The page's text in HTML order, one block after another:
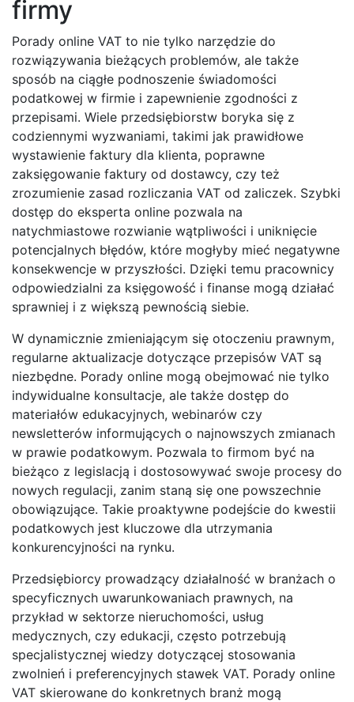
firmy
Porady online VAT to nie tylko narzędzie do
rozwiązywania bieżących problemów, ale także
sposób na ciągłe podnoszenie świadomości
podatkowej w firmie i zapewnienie zgodności z
przepisami. Wiele przedsiębiorstw boryka się z
codziennymi wyzwaniami, takimi jak prawidłowe
wystawienie faktury dla klienta, poprawne
zaksięgowanie faktury od dostawcy, czy też
zrozumienie zasad rozliczania VAT od zaliczek. Szybki
dostęp do eksperta online pozwala na
natychmiastowe rozwianie wątpliwości i uniknięcie
potencjalnych błędów, które mogłyby mieć negatywne
konsekwencje w przyszłości. Dzięki temu pracownicy
odpowiedzialni za księgowość i finanse mogą działać
sprawniej i z większą pewnością siebie.
W dynamicznie zmieniającym się otoczeniu prawnym,
regularne aktualizacje dotyczące przepisów VAT są
niezbędne. Porady online mogą obejmować nie tylko
indywidualne konsultacje, ale także dostęp do
materiałów edukacyjnych, webinarów czy
newsletterów informujących o najnowszych zmianach
w prawie podatkowym. Pozwala to firmom być na
bieżąco z legislacją i dostosowywać swoje procesy do
nowych regulacji, zanim staną się one powszechnie
obowiązujące. Takie proaktywne podejście do kwestii
podatkowych jest kluczowe dla utrzymania
konkurencyjności na rynku.
Przedsiębiorcy prowadzący działalność w branżach o
specyficznych uwarunkowaniach prawnych, na
przykład w sektorze nieruchomości, usług
medycznych, czy edukacji, często potrzebują
specjalistycznej wiedzy dotyczącej stosowania
zwolnień i preferencyjnych stawek VAT. Porady online
VAT skierowane do konkretnych branż mogą